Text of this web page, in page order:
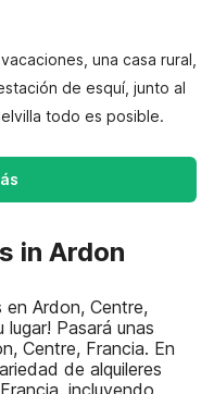
una casa rural,
de esquí, junto al
todo es posible.
in Ardon
Ardon, Centre,
lugar! Pasará unas
Centre, Francia. En
de alquileres
incluyendo